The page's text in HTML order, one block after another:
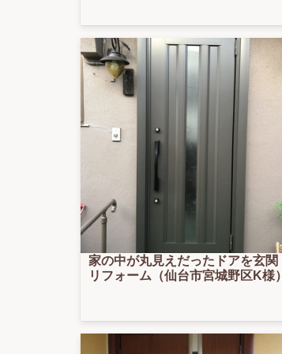
家の中が丸見えだったドアを玄関
リフォーム（仙台市宮城野区K様）